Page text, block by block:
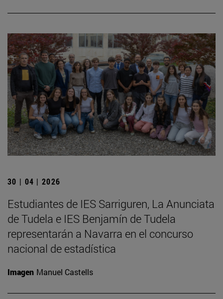
30 | 04 | 2026
Estudiantes de IES Sarriguren, La Anunciata
de Tudela e IES Benjamín de Tudela
representarán a Navarra en el concurso
nacional de estadística
Imagen Manuel Castells